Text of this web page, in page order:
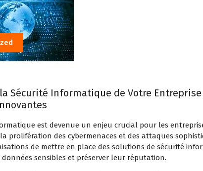
Sécurité Informatique de Votre Entreprise
est devenue un enjeu crucial pour les
prolifération des cybermenaces et des attaques
de mettre en place des solutions de sécurité
sensibles et préserver leur réputation.